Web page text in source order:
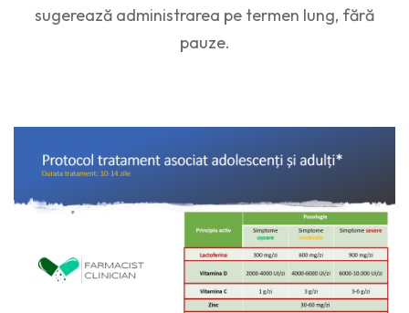
sugerează administrarea pe termen lung, fără
pauze.